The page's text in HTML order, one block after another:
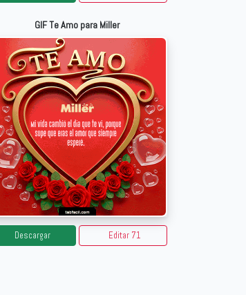
GIF Te Amo para Miller
Descargar Editar 71